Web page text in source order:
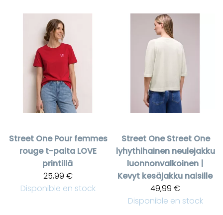
Street One Pour femmes
rouge t-paita LOVE
printillä
25,99 €
Disponible en stock
Street One Street One
lyhythihainen neulejakku
luonnonvalkoinen |
Kevyt kesäjakku naisille
49,99 €
Disponible en stock